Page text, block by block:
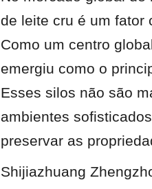
de leite cru é um fator
Como um centro
emergiu como o
Esses silos não são
ambientes
preservar as
Shijiazhuang